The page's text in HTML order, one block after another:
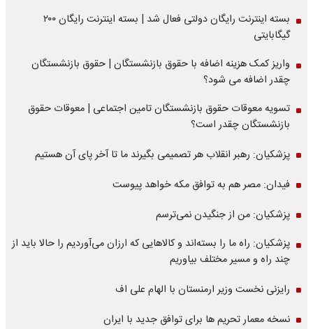
بسته اینترنت رایگان دولتی فعال شد | بسته اینترنت رایگان ۲۰۰
گیگابایتی
واریز کمک هزینه اضافه با حقوق بازنشستگان | حقوق بازنشستگان
چقدر اضافه می شود؟
تسویه معوقات حقوق بازنشستگان تامین اجتماعی | معوقات حقوق
بازنشستگان چقدر است؟
پزشکیان: رهبر انقلاب هر تصمیمی بگیرند ما تا آخر پای آن هستیم
فیدان: مصر هم به توافق مکه خواهد پیوست
پزشکیان: من از جنگیدن نمی‌ترسم
پزشکیان: راه ما را بسته‌اند و کالاهایی که ارزان می‌آوردیم را حالا باید از
چند راه و مسیر مختلف بیاوریم
رایزنی نخست وزیر ارمنستان با الهام علی اف
نسخه معمار تحریم ها برای توافق جدید با ایران